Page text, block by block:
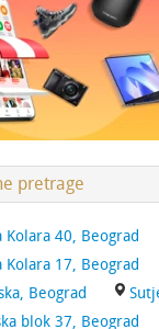
pretrage
Kolara 40, Beograd
Kolara 17, Beograd
Beograd
blok 37, Beograd